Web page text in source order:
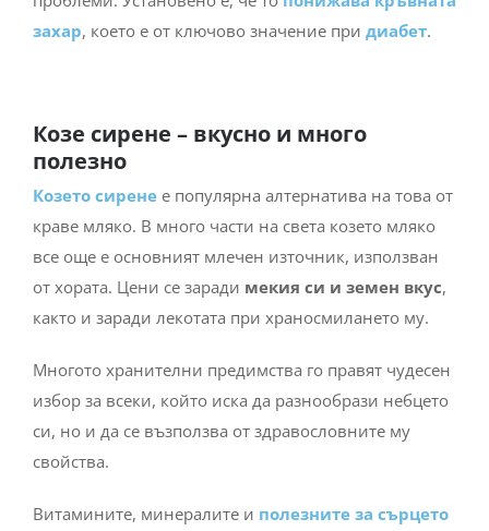
захар, което е от ключово значение при диабет.
Козе сирене – вкусно и много
полезно
Козето сиренее популярна алтернатива на това от
краве мляко. В много части на света козето мляко
все още е основният млечен източник, използван
от хората. Цени се заради мекия си и земен вкус,
както и заради лекотата при храносмилането му.
Многото хранителни предимства го правят чудесен
избор за всеки, който иска да разнообрази небцето
си, но и да се възползва от здравословните му
свойства.
Витамините, минералите и полезните за сърцето